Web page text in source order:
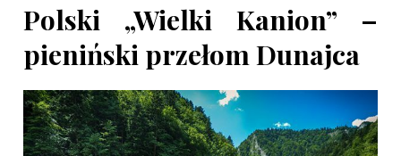
Polski „Wielki Kanion” –
pieniński przełom Dunajca